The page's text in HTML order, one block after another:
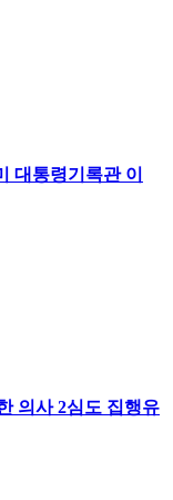
대통령기록관 이
의사 2심도 집행유